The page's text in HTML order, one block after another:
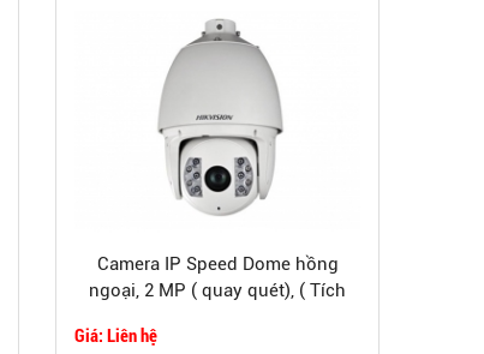
Camera IP Speed Dome hồng
ngoại, 2 MP ( quay quét), ( Tích
Giá: Liên hệ